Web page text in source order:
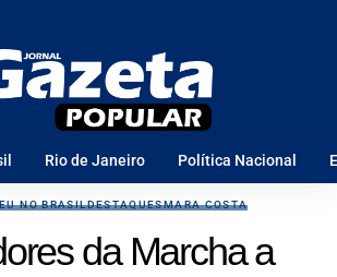
Rio de Janeiro Política Nacional
NO BRASILDESTAQUESMARA COSTA
da Marcha a